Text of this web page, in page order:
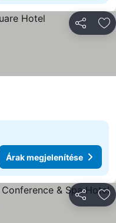
megjelenítése
Árak megjelenítése